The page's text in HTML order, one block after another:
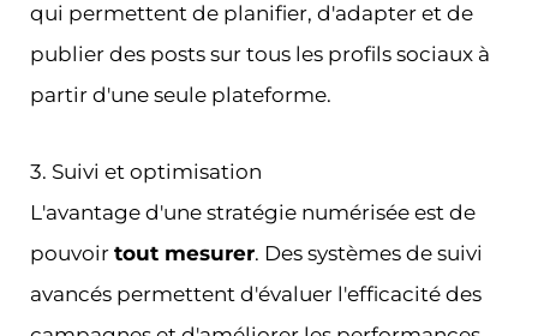
qui permettent de planifier, d'adapter et de
publier des posts sur tous les profils sociaux à
partir d'une seule plateforme.
3. Suivi et optimisation
L'avantage d'une stratégie numérisée est de
pouvoir tout mesurer. Des systèmes de suivi
avancés permettent d'évaluer l'efficacité des